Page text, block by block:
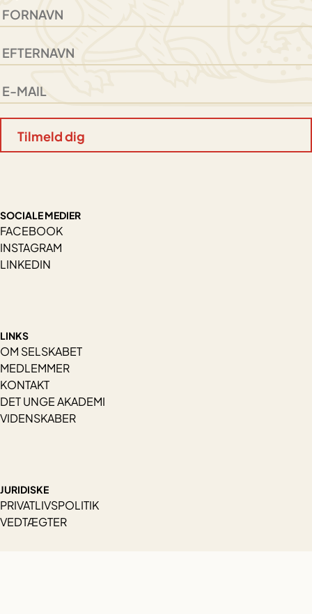
SOCIALE MEDIER
FACEBOOK
INSTAGRAM
LINKEDIN
LINKS
OM SELSKABET
MEDLEMMER
KONTAKT
DET UNGE AKADEMI
VIDENSKABER
JURIDISKE
PRIVATLIVSPOLITIK
VEDTÆGTER